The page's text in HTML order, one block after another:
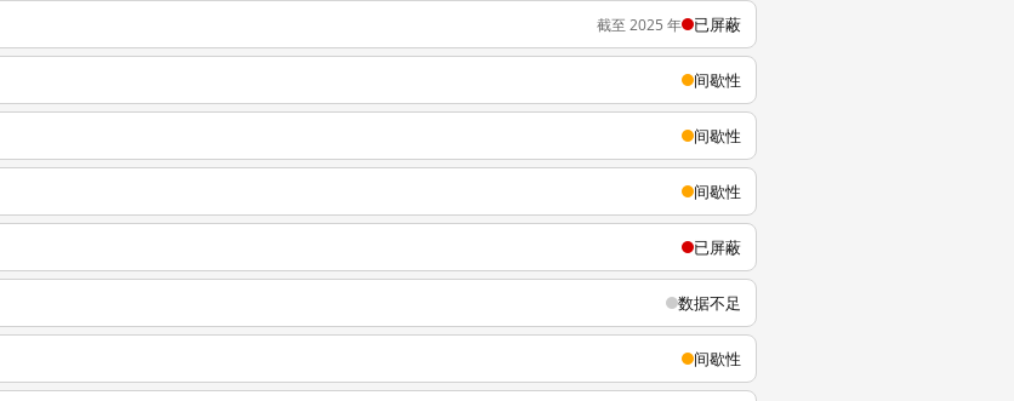
截至 2025 年 已屏蔽
间歇性
间歇性
间歇性
已屏蔽
数据不足
间歇性